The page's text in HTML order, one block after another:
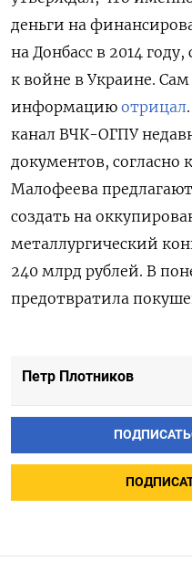
деньги на
на Донбасс в 2014
к войне в Украине.
информацию отрицал
канал ВЧК-ОГПУ
документов, согласно
Малофеева
создать на
металлургический
240 млрд рублей. В
предотвратила
Петр Плотников